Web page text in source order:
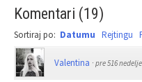
Komentari (19)
Sortiraj po: Datumu Rejtingu
Valentina · pre 516 nedelje